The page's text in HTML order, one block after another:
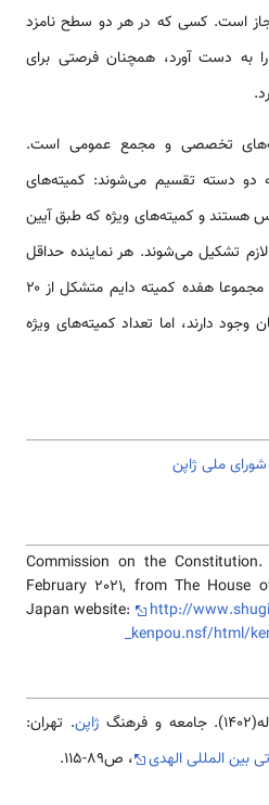
است. کسی که در هر دو سطح نامزد
به دست آورد، همچنان فرصتی برای
تخصصی و مجمع عمومی است.
دو دسته تقسیم می‌شوند: کمیته‌های
هستند و کمیته‌های ویژه که طبق آیین
تشکیل می‌شوند. هر نماینده حداقل
عضو یکی از این کمیته‌ها است. مجموعا هفده کمیته دایم متشکل از ۲۰
وجود دارند، اما تعداد کمیته‌های ویژه
ملی ژاپن
Commission on the Constitution.
February 2021, from The House
Japan website:
http://
_kenpou.nsf/html/
ژاپن. تهران:
بین المللی الهدی
، ص89-115.